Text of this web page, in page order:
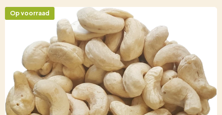
Op voorraad